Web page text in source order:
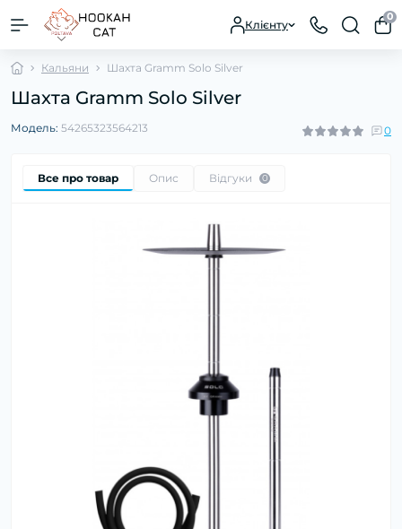
Клієнту
0
Кальяни Шахта Gramm Solo Silver
Шахта Gramm Solo Silver
Модель: 54265323564213 0
Все про товар Опис Відгуки 0